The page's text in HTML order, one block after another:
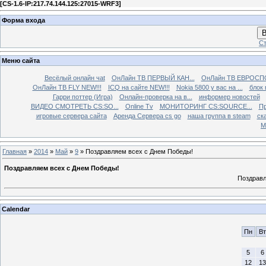
[CS-1.6-IP:217.74.144.125:27015-WRF3]
Форма входа
Меню сайта
Весёлый онлайн чаt ОнЛайн ТВ ПЕРВЫЙ КАН...
ОнЛайн ТВ
ОнЛайн ТВ FLY NEW!!!
ICQ на сайте NEW!!! Nokia 5800 у вас на ...
блок
Гарри поттер (Игра)
Онлайн-проверка на в...
информер новостей
ВИДЕО СМОТРЕТЬ CS:SO...
Online Tv МОНИТОРИНГ CS:SOURCE...
игровые сервера сайта
Аренда Сервера cs go наша группа в steam
Главная » 2014 » Май » 9 » Поздравляем всех с Днем Победы!
Поздравляем всех с Днем Победы!
Calendar
Пн Вт
5
6
12
13